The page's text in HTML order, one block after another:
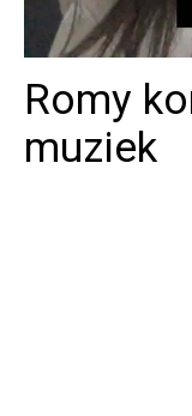
Romy
muziek